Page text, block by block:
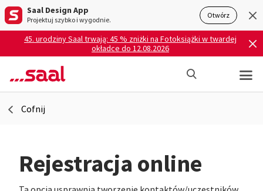
Saal Design App
Projektuj szybko i wygodnie. Otwórz
45. urodziny Saal trwają: 45 % zniżki na Fotoksiążki w twardej
okładce do 12.08.2026
Cofnij
Rejestracja online